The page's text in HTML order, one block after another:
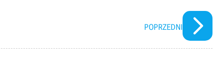
POPRZEDNI